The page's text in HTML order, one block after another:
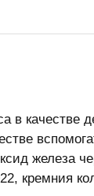
в
железа
кремния